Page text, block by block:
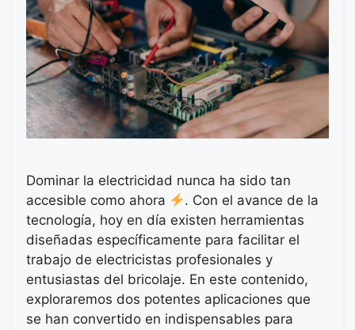
Dominar la electricidad nunca ha sido tan
accesible como ahora
. Con el avance de la
tecnología, hoy en día existen herramientas
diseñadas específicamente para facilitar el
trabajo de electricistas profesionales y
entusiastas del bricolaje. En este contenido,
exploraremos dos potentes aplicaciones que
se han convertido en indispensables para